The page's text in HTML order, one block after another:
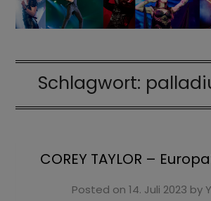
Schlagwort:
COREY TAYLOR –
Posted on 14. Juli 2023 by